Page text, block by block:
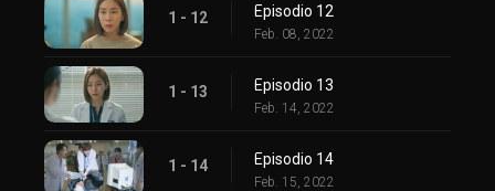
1 - 12 Episodio 12
Feb. 08, 2022
1 - 13 Episodio 13
Feb. 14, 2022
1 - 14 Episodio 14
Feb. 15, 2022